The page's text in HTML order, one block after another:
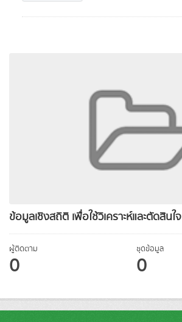
ข้อมูลเชิงสถิติ เพื่อใช้วิเคราะห์และตัดสินใจ
ผู้ติดตาม
0
ชุดข้อมูล
0